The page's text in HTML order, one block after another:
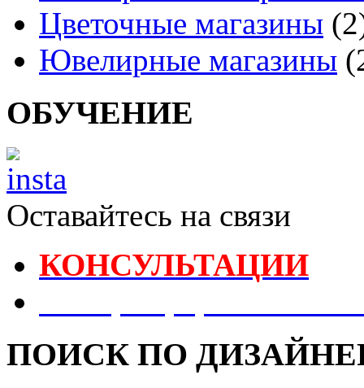
Цветочные магазины
Ювелирные магазины
ОБУЧЕНИЕ
Оставайтесь на связи
КОНСУЛЬТАЦИИ
ПОИСК ПО